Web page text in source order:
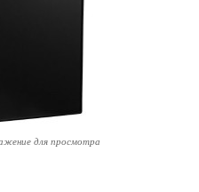
для просмотра